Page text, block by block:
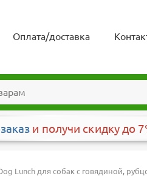
Оплата/доставка
и получи скидку до
Lunch для собак с говядиной,